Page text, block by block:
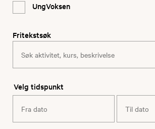
UngVoksen
Fritekstsøk
Velg tidspunkt